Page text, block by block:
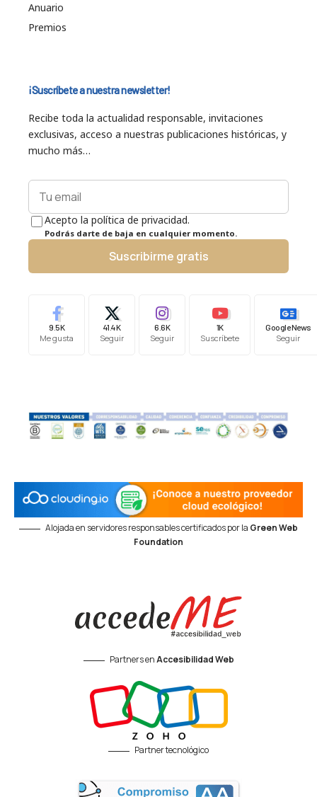
Anuario
Premios
¡Suscríbete a nuestra newsletter!
Recibe toda la actualidad responsable, invitaciones
exclusivas, acceso a nuestras publicaciones históricas, y
mucho más…
Acepto la política de privacidad.
Podrás darte de baja en cualquier momento.
Suscribirme gratis
9.5K
Me gusta
41.4K
Seguir
6.6K
Seguir
1K
Suscríbete
Google News
Seguir
Alojada en servidores responsables certificados por la Green Web
Foundation
Partners enAccesibilidad Web
Partner tecnológico